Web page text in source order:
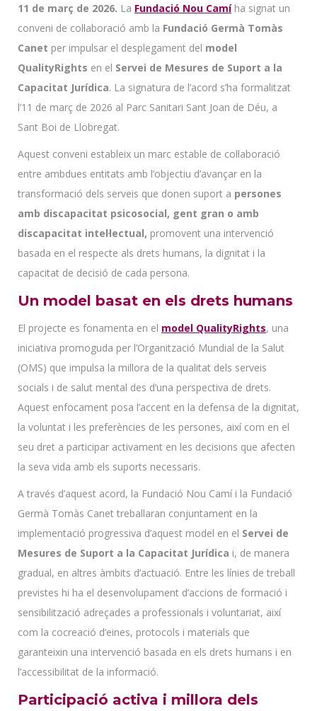
11 de març de 2026. La Fundació Nou Camíha signat un
conveni de col·laboració amb la Fundació Germà Tomàs
Canet per impulsar el desplegament del model
QualityRights en el Servei de Mesures de Suport a la
Capacitat Jurídica. La signatura de l’acord s’ha formalitzat
l’11 de març de 2026 al Parc Sanitari Sant Joan de Déu, a
Sant Boi de Llobregat.
Aquest conveni estableix un marc estable de col·laboració
entre ambdues entitats amb l’objectiu d’avançar en la
transformació dels serveis que donen suport a persones
amb discapacitat psicosocial, gent gran o amb
discapacitat intel·lectual, promovent una intervenció
basada en el respecte als drets humans, la dignitat i la
capacitat de decisió de cada persona.
Un model basat en els drets humans
El projecte es fonamenta en el model QualityRights, una
iniciativa promoguda per l’Organització Mundial de la Salut
(OMS) que impulsa la millora de la qualitat dels serveis
socials i de salut mental des d’una perspectiva de drets.
Aquest enfocament posa l’accent en la defensa de la dignitat,
la voluntat i les preferències de les persones, així com en el
seu dret a participar activament en les decisions que afecten
la seva vida amb els suports necessaris.
A través d’aquest acord, la Fundació Nou Camí i la Fundació
Germà Tomàs Canet treballaran conjuntament en la
implementació progressiva d’aquest model en el Servei de
Mesures de Suport a la Capacitat Jurídica i, de manera
gradual, en altres àmbits d’actuació. Entre les línies de treball
previstes hi ha el desenvolupament d’accions de formació i
sensibilització adreçades a professionals i voluntariat, així
com la cocreació d’eines, protocols i materials que
garanteixin una intervenció basada en els drets humans i en
l’accessibilitat de la informació.
Participació activa i millora dels